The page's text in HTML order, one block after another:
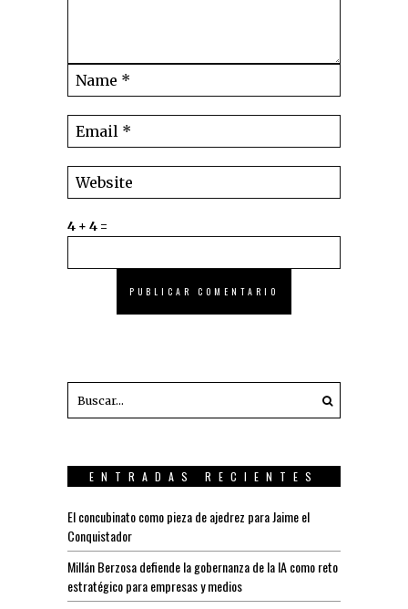
4 + 4 =
ENTRADAS RECIENTES
El concubinato como pieza de ajedrez para Jaime el
Conquistador
Millán Berzosa defiende la gobernanza de la IA como reto
estratégico para empresas y medios